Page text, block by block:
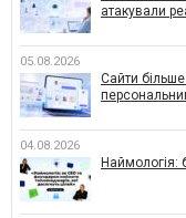
атакували
05.08.2026
Сайти більше
04.08.2026
Наймологія: